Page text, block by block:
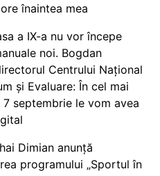
înaintea mea
a IX-a nu vor începe
noi. Bogdan
Centrului Național
și Evaluare: În cel mai
7 septembrie le vom avea
Dimian anunță
programului „Sportul în